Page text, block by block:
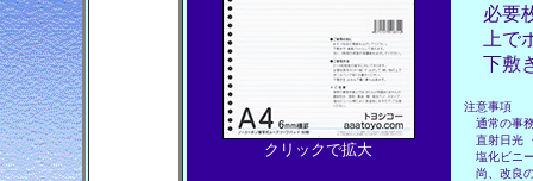
クリックで拡大
必要
上で
下敷
注意事項
通常の事
直射日光
塩化ビニ
尚、改良